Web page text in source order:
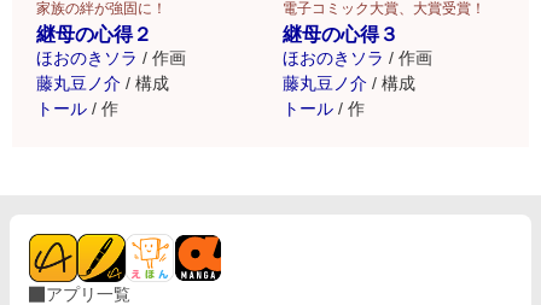
家族の絆が強固に！
継母の心得２
ほおのきソラ / 作画
藤丸豆ノ介 / 構成
トール / 作
電子コミック大賞、大賞受賞！
継母の心得３
ほおのきソラ / 作画
藤丸豆ノ介 / 構成
トール / 作
アプリ一覧